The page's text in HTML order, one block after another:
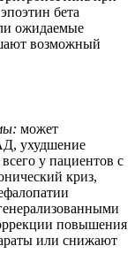
бета
ожидаемые
возможный
может
ухудшение
у пациентов с
криз,
повышения
или снижают